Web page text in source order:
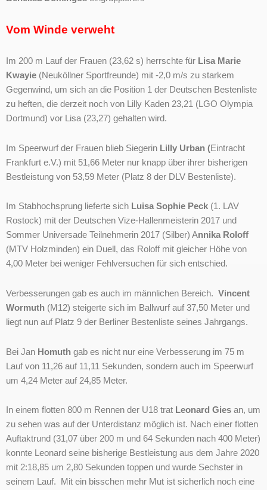
Vom Winde verweht
Im 200 m Lauf der Frauen (23,62 s) herrschte für Lisa Marie
Kwayie (Neuköllner Sportfreunde) mit -2,0 m/s zu starkem
Gegenwind, um sich an die Position 1 der Deutschen Bestenliste
zu heften, die derzeit noch von Lilly Kaden 23,21 (LGO Olympia
Dortmund) vor Lisa (23,27) gehalten wird.
Im Speerwurf der Frauen blieb Siegerin Lilly Urban (Eintracht
Frankfurt e.V.) mit 51,66 Meter nur knapp über ihrer bisherigen
Bestleistung von 53,59 Meter (Platz 8 der DLV Bestenliste).
Im Stabhochsprung lieferte sich Luisa Sophie Peck (1. LAV
Rostock) mit der Deutschen Vize-Hallenmeisterin 2017 und
Sommer Universade Teilnehmerin 2017 (Silber) Annika Roloff
(MTV Holzminden) ein Duell, das Roloff mit gleicher Höhe von
4,00 Meter bei weniger Fehlversuchen für sich entschied.
Verbesserungen gab es auch im männlichen Bereich. Vincent
Wormuth (M12) steigerte sich im Ballwurf auf 37,50 Meter und
liegt nun auf Platz 9 der Berliner Bestenliste seines Jahrgangs.
Bei Jan Homuth gab es nicht nur eine Verbesserung im 75 m
Lauf von 11,26 auf 11,11 Sekunden, sondern auch im Speerwurf
um 4,24 Meter auf 24,85 Meter.
In einem flotten 800 m Rennen der U18 trat Leonard Gies an, um
zu sehen was auf der Unterdistanz möglich ist. Nach einer flotten
Auftaktrund (31,07 über 200 m und 64 Sekunden nach 400 Meter)
konnte Leonard seine bisherige Bestleistung aus dem Jahre 2020
mit 2:18,85 um 2,80 Sekunden toppen und wurde Sechster in
seinem Lauf. Mit ein bisschen mehr Mut ist sicherlich noch eine